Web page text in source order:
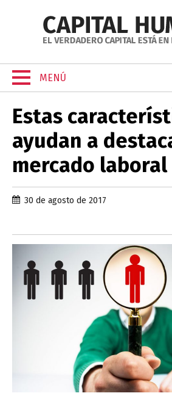
MENÚ
Estas
ayudan a
mercado laboral
30 de agosto de 2017